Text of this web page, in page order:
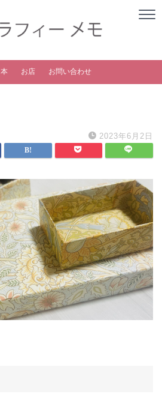
本 お店 お問い合わせ
2023年6月2日